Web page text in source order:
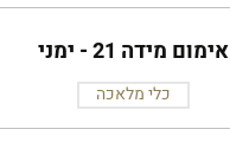
אימום מידה 21 - ימני
כלי מלאכה